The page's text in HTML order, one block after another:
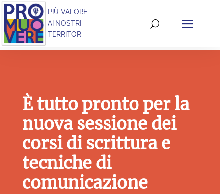
PIÙ VALORE
AI NOSTRI
TERRITORI
È tutto pronto per la
nuova sessione dei
corsi di scrittura e
tecniche di
comunicazione